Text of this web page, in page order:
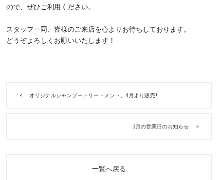
ので、ぜひご利用ください。
スタッフ一同、皆様のご来店を心よりお待ちしております。
どうぞよろしくお願いいたします！
オリジナルシャンプートリートメント、4月より販売!
3月の営業日のお知らせ
一覧へ戻る